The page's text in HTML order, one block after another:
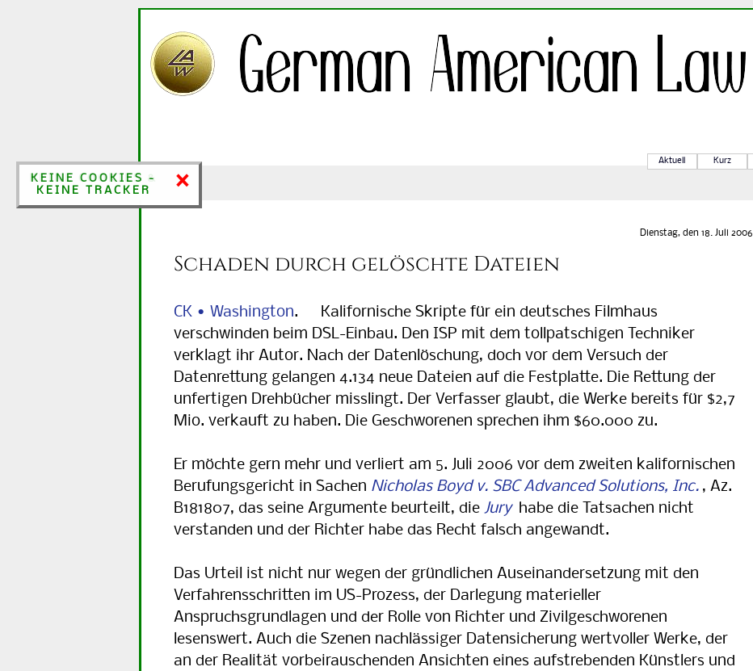
×
KEINE COOKIES &
KEINE TRACKER
Aktuell Kurz
Dienstag, den 18. Juli 2006
Schaden durch gelöschte Dateien
CK • Washington. Kalifornische Skripte für ein deutsches Filmhaus
verschwinden beim DSL-Einbau. Den ISP mit dem tollpatschigen Techniker
verklagt ihr Autor. Nach der Datenlöschung, doch vor dem Versuch der
Datenrettung gelangen 4.134 neue Dateien auf die Festplatte. Die Rettung der
unfertigen Drehbücher misslingt. Der Verfasser glaubt, die Werke bereits für $2,7
Mio. verkauft zu haben. Die Geschworenen sprechen ihm $60.000 zu.
Er möchte gern mehr und verliert am 5. Juli 2006 vor dem zweiten kalifornischen
Berufungsgericht in Sachen Nicholas Boyd v. SBC Advanced Solutions, Inc. , Az.
B181807, das seine Argumente beurteilt, die Jury habe die Tatsachen nicht
verstanden und der Richter habe das Recht falsch angewandt.
Das Urteil ist nicht nur wegen der gründlichen Auseinandersetzung mit den
Verfahrensschritten im US-Prozess, der Darlegung materieller
Anspruchsgrundlagen und der Rolle von Richter und Zivilgeschworenen
lesenswert. Auch die Szenen nachlässiger Datensicherung wertvoller Werke, der
an der Realität vorbeirauschenden Ansichten eines aufstrebenden Künstlers und
×
KEINE COOKIES -
KEINE TRACKER